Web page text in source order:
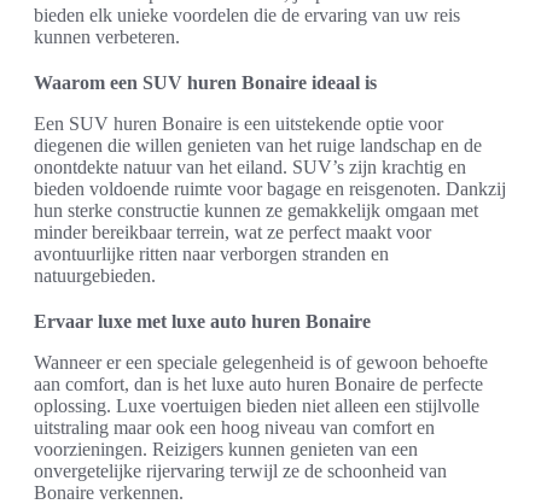
bieden elk unieke voordelen die de ervaring van uw reis
kunnen verbeteren.
Waarom een SUV huren Bonaire ideaal is
Een SUV huren Bonaire is een uitstekende optie voor
diegenen die willen genieten van het ruige landschap en de
onontdekte natuur van het eiland. SUV’s zijn krachtig en
bieden voldoende ruimte voor bagage en reisgenoten. Dankzij
hun sterke constructie kunnen ze gemakkelijk omgaan met
minder bereikbaar terrein, wat ze perfect maakt voor
avontuurlijke ritten naar verborgen stranden en
natuurgebieden.
Ervaar luxe met luxe auto huren Bonaire
Wanneer er een speciale gelegenheid is of gewoon behoefte
aan comfort, dan is het luxe auto huren Bonaire de perfecte
oplossing. Luxe voertuigen bieden niet alleen een stijlvolle
uitstraling maar ook een hoog niveau van comfort en
voorzieningen. Reizigers kunnen genieten van een
onvergetelijke rijervaring terwijl ze de schoonheid van
Bonaire verkennen.